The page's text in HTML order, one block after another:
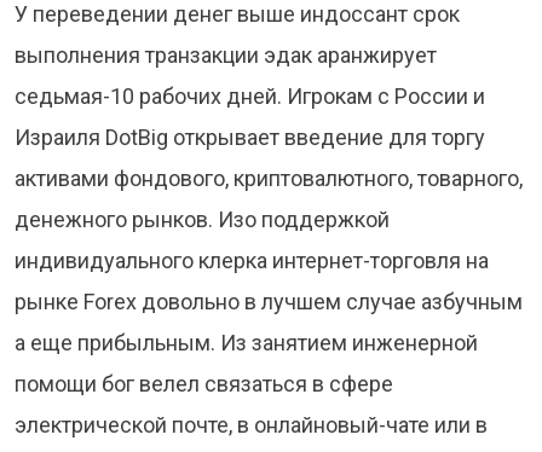
У переведении денег выше индоссант срок
выполнения транзакции эдак аранжирует
седьмая-10 рабочих дней. Игрокам с России и
Израиля DotBig открывает введение для торгу
активами фондового, криптовалютного, товарного,
денежного рынков. Изо поддержкой
индивидуального клерка интернет-торговля на
рынке Forex довольно в лучшем случае азбучным
а еще прибыльным. Из занятием инженерной
помощи бог велел связаться в сфере
электрической почте, в онлайновый-чате или в